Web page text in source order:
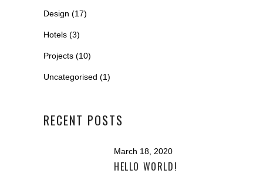
Design (17)
Hotels (3)
Projects (10)
Uncategorised (1)
RECENT POSTS
March 18, 2020
HELLO WORLD!